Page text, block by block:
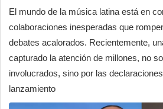
El mundo de la música latina está en
colaboraciones inesperadas que
debates acalorados. Recientemente,
capturado la atención de millones, no
involucrados, sino por las
lanzamiento